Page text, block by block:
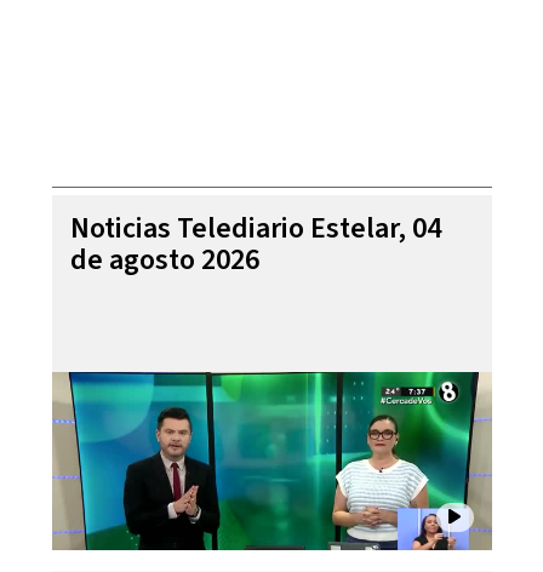
Noticias Telediario Estelar, 04
de agosto 2026